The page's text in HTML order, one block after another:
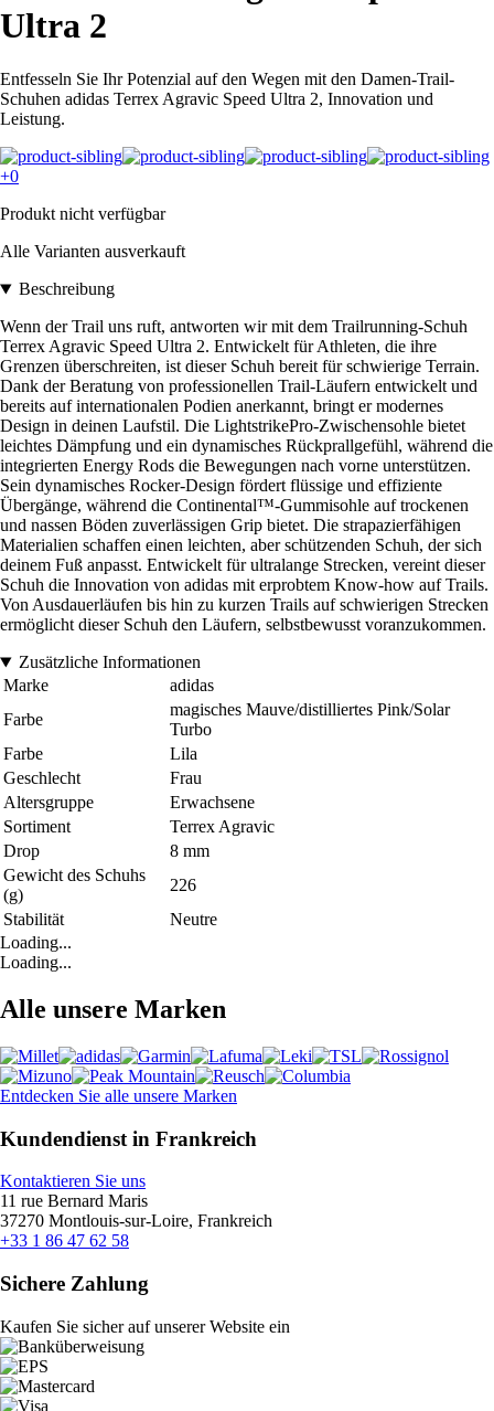
Ultra 2
Entfesseln Sie Ihr Potenzial auf den Wegen mit den Damen-Trail-
Schuhen adidas Terrex Agravic Speed Ultra 2, Innovation und
Leistung.
+0
Produkt nicht verfügbar
Alle Varianten ausverkauft
Beschreibung
Wenn der Trail uns ruft, antworten wir mit dem Trailrunning-Schuh
Terrex Agravic Speed Ultra 2. Entwickelt für Athleten, die ihre
Grenzen überschreiten, ist dieser Schuh bereit für schwierige Terrain.
Dank der Beratung von professionellen Trail-Läufern entwickelt und
bereits auf internationalen Podien anerkannt, bringt er modernes
Design in deinen Laufstil. Die LightstrikePro-Zwischensohle bietet
leichtes Dämpfung und ein dynamisches Rückprallgefühl, während die
integrierten Energy Rods die Bewegungen nach vorne unterstützen.
Sein dynamisches Rocker-Design fördert flüssige und effiziente
Übergänge, während die Continental™-Gummisohle auf trockenen
und nassen Böden zuverlässigen Grip bietet. Die strapazierfähigen
Materialien schaffen einen leichten, aber schützenden Schuh, der sich
deinem Fuß anpasst. Entwickelt für ultralange Strecken, vereint dieser
Schuh die Innovation von adidas mit erprobtem Know-how auf Trails.
Von Ausdauerläufen bis hin zu kurzen Trails auf schwierigen Strecken
ermöglicht dieser Schuh den Läufern, selbstbewusst voranzukommen.
Zusätzliche Informationen
Marke
adidas
Farbe
magisches Mauve/distilliertes Pink/Solar
Turbo
Farbe
Lila
Geschlecht
Frau
Altersgruppe
Erwachsene
Sortiment
Terrex Agravic
Drop
8 mm
Gewicht des Schuhs
(g)
226
Stabilität
Neutre
Loading...
Loading...
Alle unsere Marken
Entdecken Sie alle unsere Marken
Kundendienst in Frankreich
Kontaktieren Sie uns
11 rue Bernard Maris
37270 Montlouis-sur-Loire, Frankreich
+33 1 86 47 62 58
Sichere Zahlung
Kaufen Sie sicher auf unserer Website ein